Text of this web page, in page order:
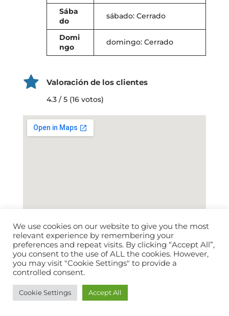
Sába
do
sábado: Cerrado
Domi
ngo
domingo: Cerrado
Valoración de los clientes
4.3 / 5 (16 votos)
Ver negocio
Explora las mejores opciones disponibles en Las
Palmas de Gran Canaria para mejorar tu
movilidad de forma práctica. Una buena elección
puede suponer un mejoramiento real en tu
We use cookies on our website to give you the most
relevant experience by remembering your
preferences and repeat visits. By clicking “Accept All”,
you consent to the use of ALL the cookies. However,
you may visit "Cookie Settings" to provide a
controlled consent.
Cookie Settings Accept All